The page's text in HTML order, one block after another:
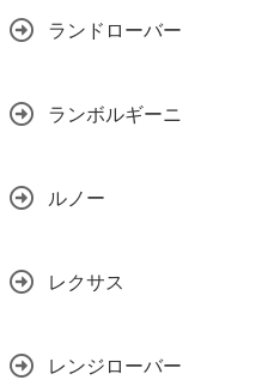
ランドローバー
ランボルギーニ
ルノー
レクサス
レンジローバー